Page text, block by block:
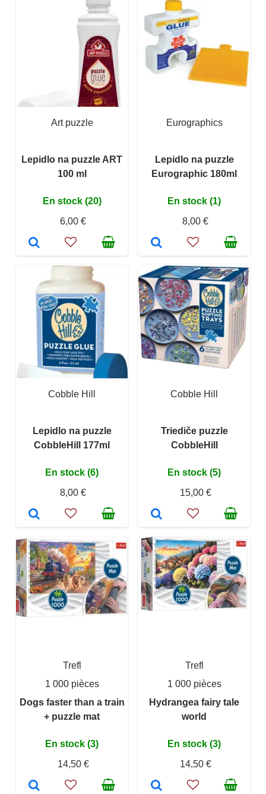
Art puzzle
Lepidlo na puzzle ART
100 ml
En stock (20)
6,00 €
Eurographics
Lepidlo na puzzle
Eurographic 180ml
En stock (1)
8,00 €
Cobble Hill
Lepidlo na puzzle
CobbleHill 177ml
En stock (6)
8,00 €
Cobble Hill
Triediče puzzle
CobbleHill
En stock (5)
15,00 €
Trefl
1 000 pièces
Dogs faster than a train
+ puzzle mat
En stock (3)
14,50 €
Trefl
1 000 pièces
Hydrangea fairy tale
world
En stock (3)
14,50 €